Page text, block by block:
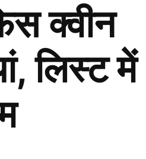
क्वीन
लिस्ट में